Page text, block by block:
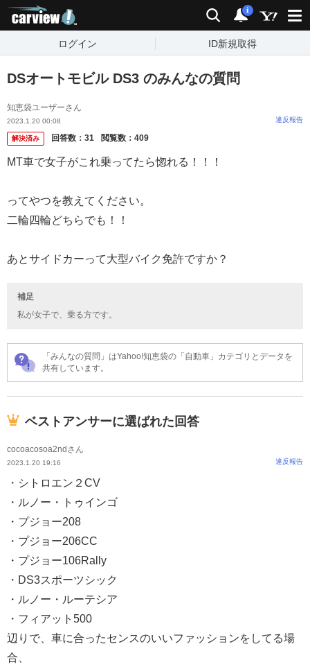
検索 通知
i
ログイン ID新規取得
DSオートモビル DS3 のみんなの質問
知恵袋ユーザーさん
2023.1.20 00:08 違反報告
解決済み 回答数： 31 閲覧数： 409
MT車で女子がこれ乗ってたら惚れる！！！
ってやつを教えてください。
二輪四輪どちらでも！！
あとサイドカーって大型バイク免許ですか？
補足
私が女子で、乗る方です。
「みんなの質問」はYahoo!知恵袋の「自動車」カテゴリとデータを
共有しています。
ベストアンサーに選ばれた回答
cocoacosoa2ndさん
2023.1.20 19:16 違反報告
・シトロエン２CV
・ルノー・トゥインゴ
・プジョー208
・プジョー206CC
・プジョー106Rally
・DS3スポーツシック
・ルノー・ルーテシア
・フィアット500
辺りで、車に合ったセンスのいいファッションをしてる場
合、